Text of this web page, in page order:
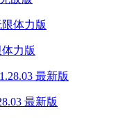
力版
最新版